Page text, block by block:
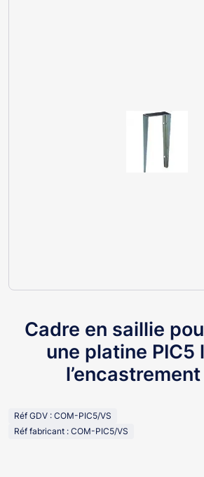
Cadre en saillie
une platine PIC5
l’encastrement
Réf GDV : COM-PIC5/VS
Réf fabricant : COM-PIC5/VS